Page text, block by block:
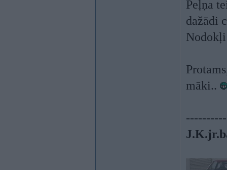
Peļņa
dažādi
māki..